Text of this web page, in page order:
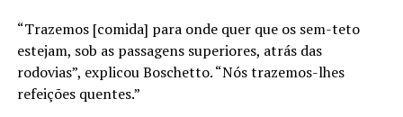
“Trazemos [comida] para onde quer que os sem-teto
estejam, sob as passagens superiores, atrás das
rodovias”, explicou Boschetto. “Nós trazemos-lhes
refeições quentes.”